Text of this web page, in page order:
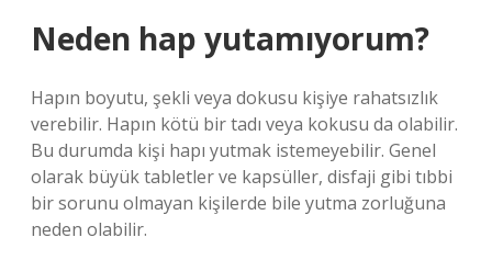
Neden hap yutamıyorum?
Hapın boyutu, şekli veya dokusu kişiye rahatsızlık
verebilir. Hapın kötü bir tadı veya kokusu da olabilir.
Bu durumda kişi hapı yutmak istemeyebilir. Genel
olarak büyük tabletler ve kapsüller, disfaji gibi tıbbi
bir sorunu olmayan kişilerde bile yutma zorluğuna
neden olabilir.